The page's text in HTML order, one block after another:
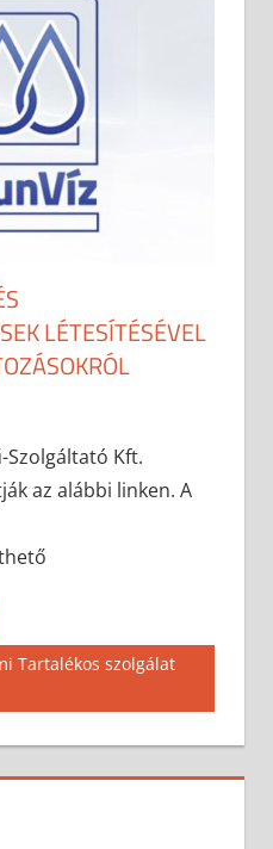
LÉTESÍTÉSÉVEL
Szolgáltató Kft.
az alábbi linken. A
Tartalékos szolgálat